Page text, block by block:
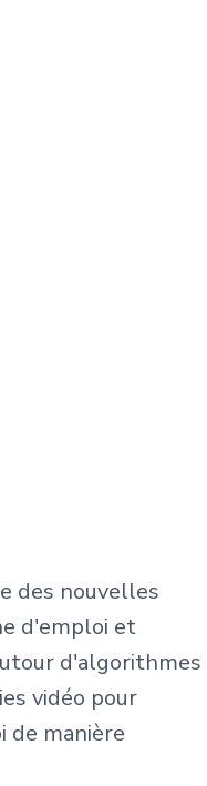
des nouvelles
d'emploi et
d'algorithmes
vidéo pour
manière